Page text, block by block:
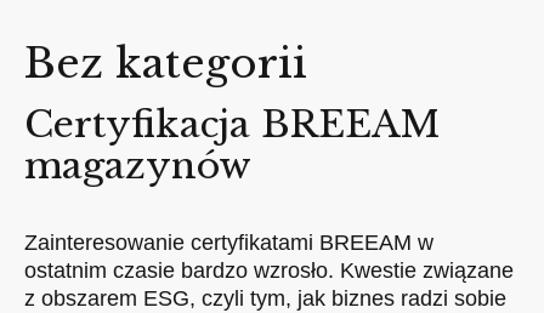
Bez kategorii
Certyfikacja BREEAM
magazynów
Zainteresowanie certyfikatami BREEAM w
ostatnim czasie bardzo wzrosło. Kwestie związane
z obszarem ESG, czyli tym, jak biznes radzi sobie